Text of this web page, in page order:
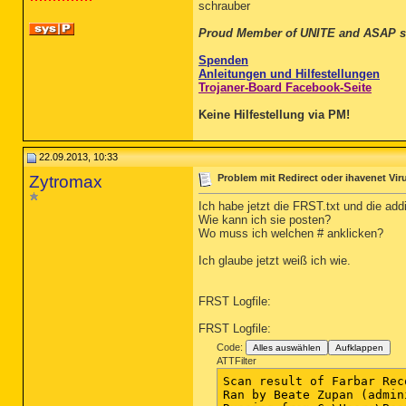
schrauber
Proud Member of UNITE and ASAP
Spenden
Anleitungen und Hilfestellungen
Trojaner-Board Facebook-Seite
Keine Hilfestellung via PM!
22.09.2013, 10:33
Zytromax Problem mit Redirect oder ihavenet
Ich habe jetzt die FRST.txt und die
Wie kann ich sie posten?
Wo muss ich welchen # anklicken?
Ich glaube jetzt weiß ich wie.
FRST Logfile:
FRST Logfile:
Code: Alles auswählen Aufklappen
ATTFilter
Scan result of Farbar Recovery Scan Tool (FRST) (x86) Version: 20-09-2013
Ran by Beate Zupan (administrator) on PUTA on 22-09-2013 08:58:25
Running from C:\Users\Beate Zupan\Desktop
Microsoft® Windows Vista™ Home Premium  Service Pack 2 (X86) OS Language: German Standard
Internet Explorer Version 9
Boot Mode: Normal

==================== Processes (Whitelisted) ===================

(Microsoft Corporation) C:\Windows\system32\SLsvc.exe
(Avira Operations GmbH & Co. KG) C:\Program Files\Avira\AntiVir Desktop\sched.exe
(Lavasoft Limited) C:\Program Files\Ad-Aware Antivirus\AdAwareService.exe
(Agere Systems) C:\Windows\system32\agrsmsvc.exe
(Avira Operations GmbH & Co. KG) C:\Program Files\Avira\AntiVir Desktop\avguard.exe
(Apple Inc.) C:\Program Files\Common Files\Apple\Mobile Device Support\AppleMobileDeviceService.exe
(AVerMedia) C:\Program Files\Common Files\AVerMedia\Service\AVerRemote.exe
() C:\Program Files\Common Files\AVerMedia\Service\AVerScheduleService.exe
(AVerMedia TECHNOLOGIES, Inc.) C:\Program Files\AVerMedia\AVerUpdate\AVerUpdateServer.exe
(Microsoft Corp.) C:\Program Files\Microsoft\BingDesktop\BingDesktopUpdater.exe
(Apple Inc.) C:\Program Files\Bonjour\mDNSResponder.exe
(Sony Ericsson Mobile Communications) C:\Program Files\Common Files\Sony Ericsson\Emma Core\Services\EmmaDeviceMgmt.exe
(Sony Ericsson Mobile Communications) C:\Program Files\Common Files\Sony Ericsson\Emma Core\Services\EmmaUpdateMgmt.exe
(Teruten) C:\Windows\system32\FsUsbExService.Exe
(Empolis GmbH) c:\program files\common files\gnab\service\servicecontroller.exe
(Intel Corporation) C:\Program Files\Intel\Intel Matrix Storage Manager\Iaantmon.exe
(Hewlett-Packard Company) C:\Program Files\Common Files\LightScribe\LSSrvc.exe
(Nero AG) C:\Program Files\Common Files\Nero\Nero BackItUp 4\NBService.exe
(Empolis GmbH) C:\Program Files\Medion\MEDIONbox\Program\GCS.exe
() C:\Program Files\Sony Ericsson\Sony Ericsson PC Suite\SupServ.exe
() C:\Program Files\CyberLink\Shared Files\RichVideo.exe
(Safer-Networking Ltd.) C:\Program Files\Spybot - Search & Destroy 2\SDFSSvc.exe
(AVerMedia Technologies, Inc.) C:\Program Files\SnugTV\SnugTV Station\AMAServer.exe
(Buhl Data Service GmbH) C:\Program Files\Sceneo\AbsolutTV\Services\PVR\PVRService.exe
(Microsoft Corp.) C:\Program Files\Common Files\Microsoft Shared\Windows Live\WLIDSVC.EXE
(X10) C:\PROGRA~1\COMMON~1\X10\Common\x10nets.exe
(Safer-Networking Ltd.) C:\Program Files\Spybot - Search & Destroy 2\SDUpdSvc.exe
(Microsoft Corp.) C:\Program Files\Common Files\Microsoft Shared\Windows Live\WLIDSvcM.exe
(Avira Operations GmbH & Co. KG) C:\Program Files\Avira\AntiVir Desktop\avshadow.exe
(Microsoft Corporation) C:\Windows\ehome\ehsched.exe
(Microsoft Corporation) C:\Windows\ehome\ehRecvr.exe
(Lavasoft) C:\ProgramData\Ad-Aware Browsing Protection\adawarebp.exe
(Avira Operations GmbH & Co. KG) C:\Program Files\Avira\AntiVir Desktop\avgnt.exe
(Intel Corporation) C:\Windows\System32\igfxtray.exe
(Intel Corporation) C:\Windows\System32\hkcmd.exe
(Intel Corporation) C:\Windows\System32\igfxpers.exe
() C:\Program Files\Softex\OmniPass\opvapp.exe
(Apple Inc.) C:\Program Files\iTunes\iTunesHelper.exe
(Intel Corporation) C:\Windows\system32\igfxsrvc.exe
(Safer-Networking Ltd.) C:\Program Files\Spybot - Search & Destroy 2\SDTray.exe
(Microsoft Corporation)